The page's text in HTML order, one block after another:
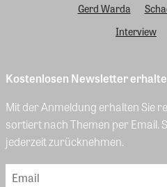
Gerd Warda
Interview
Kostenlosen Newsletter
Mit der Anmeldung erhalten Sie
sortiert nach Themen per Email.
jederzeit zurücknehmen.